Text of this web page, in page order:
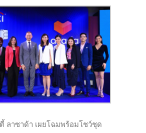
ลาซาด้า เผยโฉมพร้อมโชว์ชุด